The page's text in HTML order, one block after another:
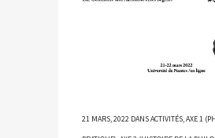
21 MARS, 2022 DANSACTIVITÉS,AXE 1